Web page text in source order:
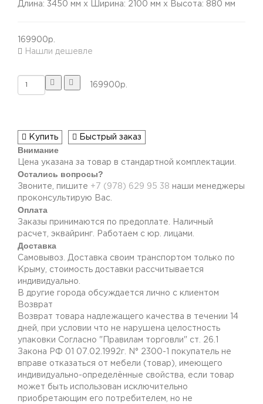
Длина: 3450 мм x Ширина: 2100 мм x Высота: 880 мм
169900р.
Нашли дешевле
169900р.
Купить Быстрый заказ
Внимание
Цена указана за товар в стандартной комплектации.
Остались вопросы?
Звоните, пишите +7 (978) 629 95 38 наши менеджеры
проконсультирую Вас.
Оплата
Заказы принимаются по предоплате. Наличный
расчет, эквайринг. Работаем с юр. лицами.
Доставка
Самовывоз. Доставка своим транспортом только по
Крыму, стоимость доставки рассчитывается
индивидуально.
В другие города обсуждается лично с клиентом
Возврат
Возврат товара надлежащего качества в течении 14
дней, при условии что не нарушена целостность
упаковки Согласно "Правилам торговли" ст. 26.1
Закона РФ 01 07.02.1992г. N° 2300-1 покупатель не
вправе отказаться от мебели (товар), имеющего
индивидуально-определённые свойства, если товар
может быть использован исключительно
приобретающим его потребителем, но не